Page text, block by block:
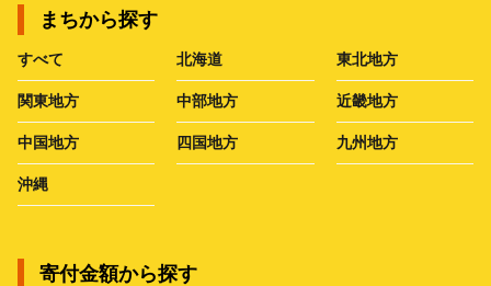
まちから探す
すべて 北海道 東北地方
関東地方 中部地方 近畿地方
中国地方 四国地方 九州地方
沖縄
寄付金額から探す